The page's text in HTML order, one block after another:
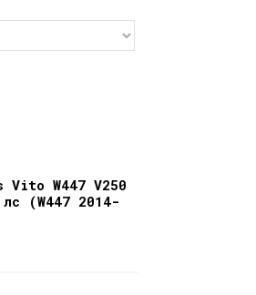
Vito W447 V250
(W447 2014-